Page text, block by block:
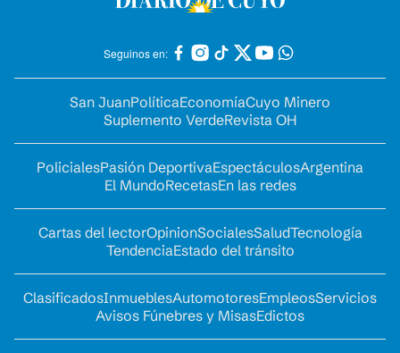
Seguinos en:
San JuanPolíticaEconomíaCuyo Minero
Suplemento VerdeRevista OH
PolicialesPasión DeportivaEspectáculosArgentina
El MundoRecetasEn las redes
Cartas del lectorOpinionSocialesSaludTecnología
TendenciaEstado del tránsito
ClasificadosInmueblesAutomotoresEmpleosServicios
Avisos Fúnebres y MisasEdictos